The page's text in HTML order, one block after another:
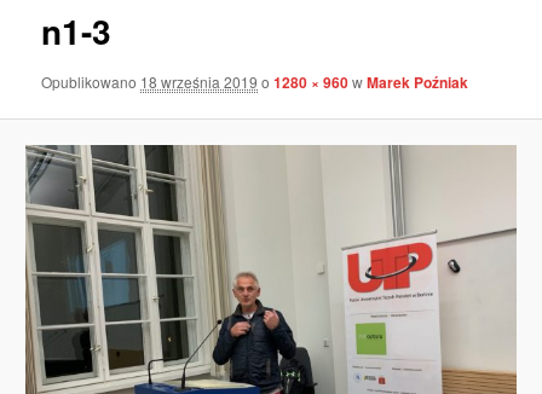
n1-3
Opublikowano 18 września 2019 o1280 × 960wMarek Poźniak